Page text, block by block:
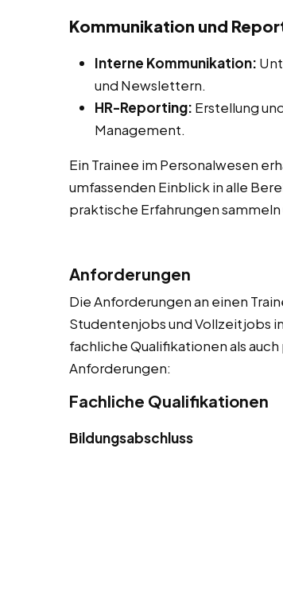
Kommunikation und
Interne Kommunikation:
und Newslettern.
HR-Reporting: Erstellung
Management.
Ein Trainee im Personalwesen
umfassenden Einblick in alle
praktische Erfahrungen
Anforderungen
Die Anforderungen an einen
Studentenjobs und Vollzeitjobs
fachliche Qualifikationen als
Anforderungen:
Fachliche Qualifikationen
Bildungsabschluss